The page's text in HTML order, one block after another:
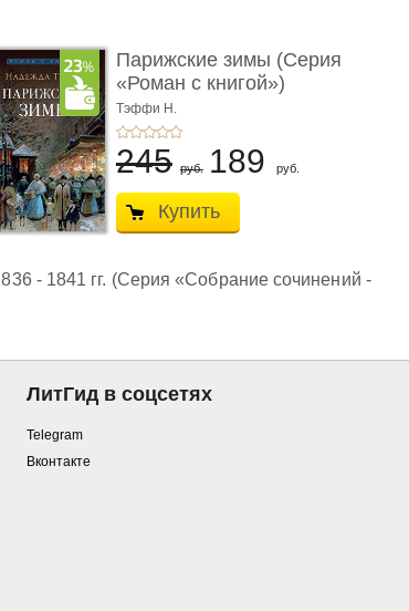
Парижские зимы (Серия
«Роман с книгой»)
Тэффи Н.
245 руб. 189 руб.
Купить
- 1841 гг. (Серия «Собрание сочинений -
ЛитГид в соцсетях
Telegram
Вконтакте